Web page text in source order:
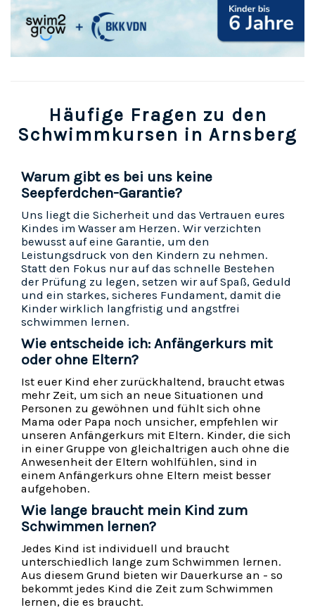
Häufige Fragen zu den
Schwimmkursen in Arnsberg
Warum gibt es bei uns keine
Seepferdchen-Garantie?
Uns liegt die Sicherheit und das Vertrauen eures
Kindes im Wasser am Herzen. Wir verzichten
bewusst auf eine Garantie, um den
Leistungsdruck von den Kindern zu nehmen.
Statt den Fokus nur auf das schnelle Bestehen
der Prüfung zu legen, setzen wir auf Spaß, Geduld
und ein starkes, sicheres Fundament, damit die
Kinder wirklich langfristig und angstfrei
schwimmen lernen.
Wie entscheide ich: Anfängerkurs mit
oder ohne Eltern?
Ist euer Kind eher zurückhaltend, braucht etwas
mehr Zeit, um sich an neue Situationen und
Personen zu gewöhnen und fühlt sich ohne
Mama oder Papa noch unsicher, empfehlen wir
unseren Anfängerkurs mit Eltern. Kinder, die sich
in einer Gruppe von gleichaltrigen auch ohne die
Anwesenheit der Eltern wohlfühlen, sind in
einem Anfängerkurs ohne Eltern meist besser
aufgehoben.
Wie lange braucht mein Kind zum
Schwimmen lernen?
Jedes Kind ist individuell und braucht
unterschiedlich lange zum Schwimmen lernen.
Aus diesem Grund bieten wir Dauerkurse an - so
bekommt jedes Kind die Zeit zum Schwimmen
lernen, die es braucht.